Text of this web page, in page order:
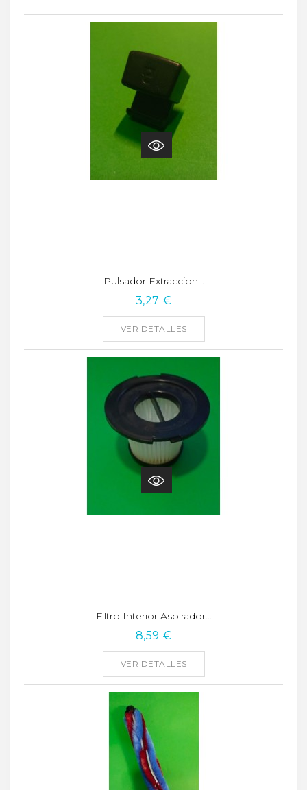
Pulsador Extraccion...
3,27 €
VER DETALLES
Filtro Interior Aspirador...
8,59 €
VER DETALLES